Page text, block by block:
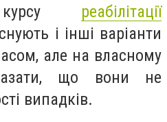
курсу реабілітації
і інші варіанти
але на власному
що вони не
випадків.